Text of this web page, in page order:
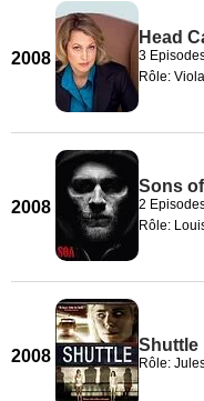
2008
Head
3
Rôle:
2008
Sons
2
Rôle:
2008
Shuttle
Rôle: